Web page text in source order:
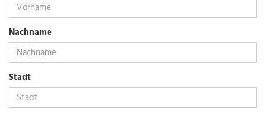
Nachname
Stadt